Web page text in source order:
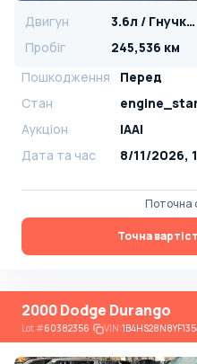
Двигун 3.6л / Гнучке паливо
Пробіг
245,536 км
Пошкодження
Перед
Стан
Аукціон
IAAI
Дата та час
8/11/2026,
Поточна
Точна
2000 Dodge Durango
Lot#60382356 VIN: